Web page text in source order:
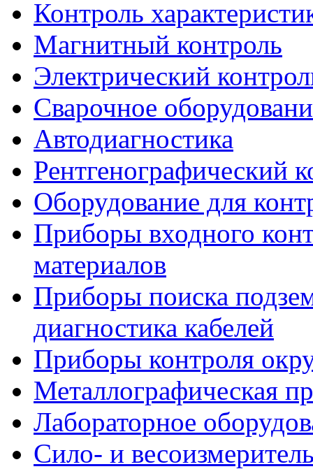
Контроль
Магнитный контроль
Электрический
Сварочное
Автодиагностика
Рентгенографический
Оборудование для
Приборы входного
материалов
Приборы поиска
диагностика кабелей
Приборы контроля
Металлографическая
Лабораторное
Сило- и